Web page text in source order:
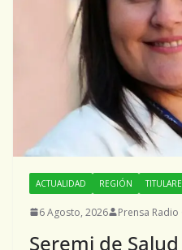
ACTUALIDAD REGIÓN
6 Agosto, 2026 Prensa Radio
Seremi de